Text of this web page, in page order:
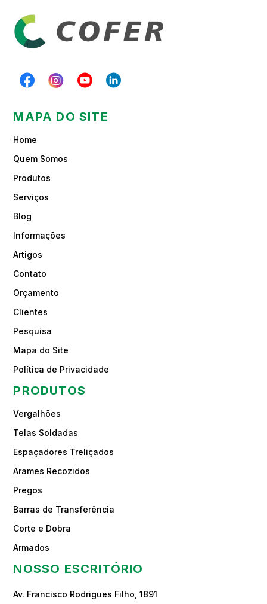
MAPA DO SITE
Home
Quem Somos
Produtos
Serviços
Blog
Informações
Artigos
Contato
Orçamento
Clientes
Pesquisa
Mapa do Site
Política de Privacidade
PRODUTOS
Vergalhões
Telas Soldadas
Espaçadores Treliçados
Arames Recozidos
Pregos
Barras de Transferência
Corte e Dobra
Armados
NOSSO ESCRITÓRIO
Av. Francisco Rodrigues Filho, 1891